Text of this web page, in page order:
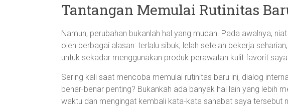
Tantangan Memulai Rutinitas
Namun, perubahan bukanlah hal yang mudah. Pada awalnya,
oleh berbagai alasan: terlalu sibuk, lelah setelah bekerja
untuk sekadar menggunakan produk perawatan kulit favorit
Sering kali saat mencoba memulai rutinitas baru ini, dialog
benar-benar penting? Bukankah ada banyak hal lain yang lebih
waktu dan mengingat kembali kata-kata sahabat saya tersebut